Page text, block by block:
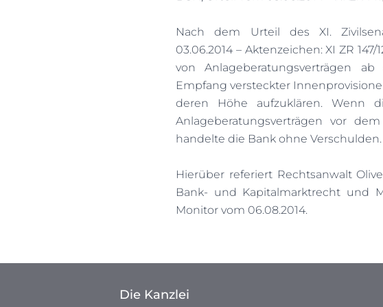
Nach dem Urteil des XI.
03.06.2014 – Aktenzeichen: XI ZR
von Anlageberatungsverträgen
Empfang versteckter
deren Höhe aufzuklären. Wenn
Anlageberatungsverträgen vor
handelte die Bank ohne Verschulden.
Hierüber referiert Rechtsanwalt
Bank- und Kapitalmarktrecht und
Monitor vom 06.08.2014.
Die Kanzlei